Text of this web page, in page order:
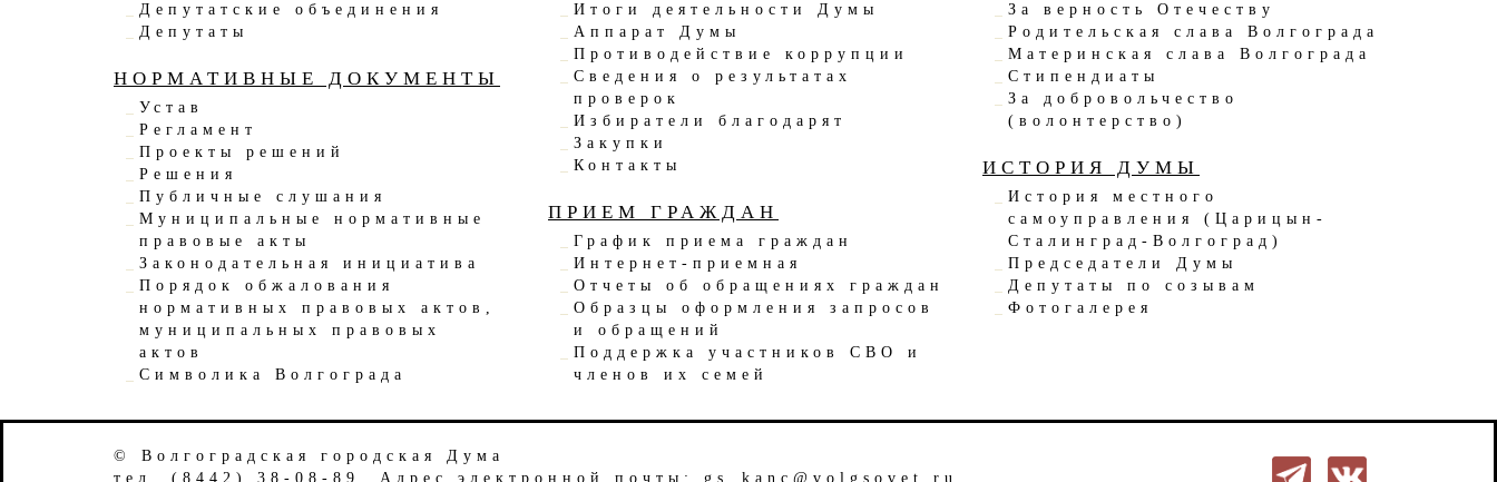
Депутатские объединения
Депутаты
НОРМАТИВНЫЕ ДОКУМЕНТЫ
Устав
Регламент
Проекты решений
Решения
Публичные слушания
Муниципальные нормативные
правовые акты
Законодательная инициатива
Порядок обжалования
нормативных правовых актов,
муниципальных правовых
актов
Символика Волгограда
Итоги деятельности Думы
Аппарат Думы
Противодействие коррупции
Сведения о результатах
проверок
Избиратели благодарят
Закупки
Контакты
ПРИЕМ ГРАЖДАН
График приема граждан
Интернет-приемная
Отчеты об обращениях граждан
Образцы оформления запросов
и обращений
Поддержка участников СВО и
членов их семей
За верность Отечеству
Родительская слава Волгограда
Материнская слава Волгограда
Стипендиаты
За добровольчество
(волонтерство)
ИСТОРИЯ ДУМЫ
История местного
самоуправления (Царицын-
Сталинград-Волгоград)
Председатели Думы
Депутаты по созывам
Фотогалерея
© Волгоградская городская Дума
тел. (8442) 38-08-89. Адрес электронной почты: gs_kanc@volgsovet.ru